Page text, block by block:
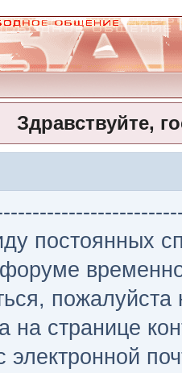
Здравствуйте,
постоянных
на странице